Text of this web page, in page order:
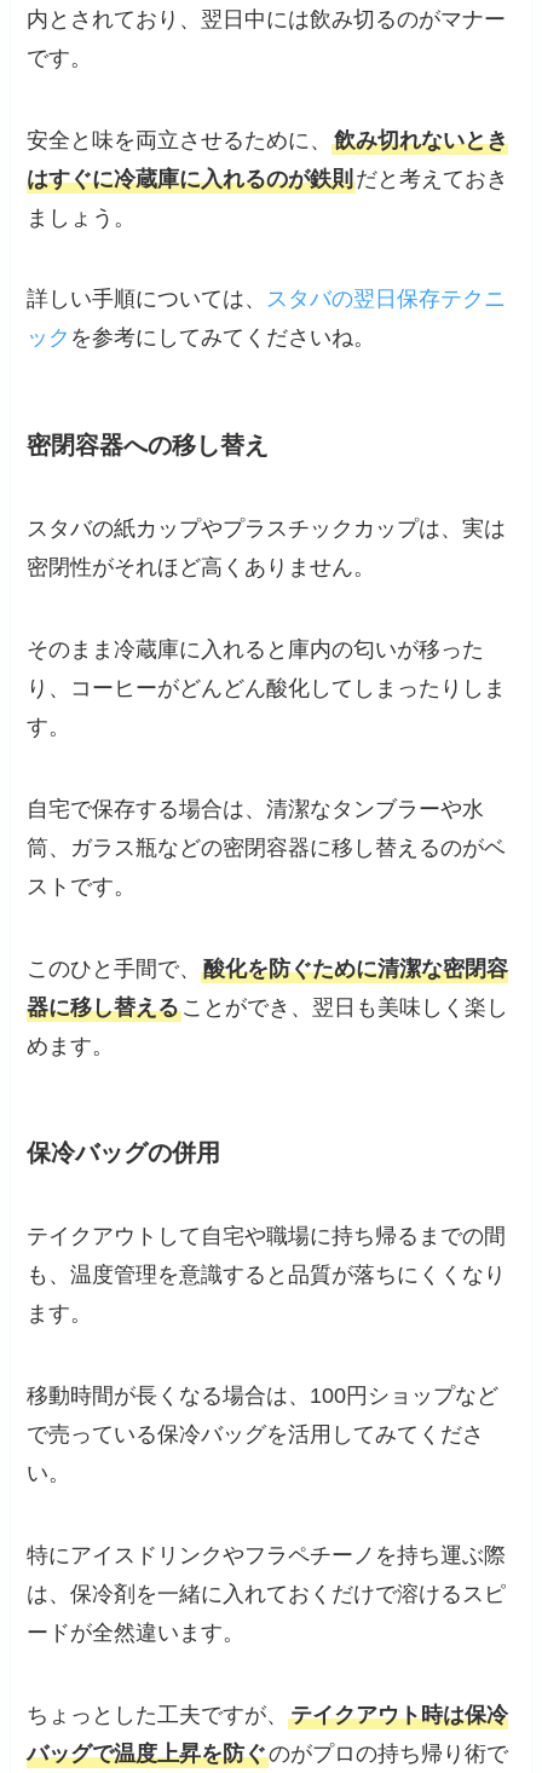
内とされており、翌日中には飲み切るのがマナー
です。
安全と味を両立させるために、飲み切れないとき
はすぐに冷蔵庫に入れるのが鉄則だと考えておき
ましょう。
詳しい手順については、 スタバの翌日保存テクニ
ック を参考にしてみてくださいね。
密閉容器への移し替え
スタバの紙カップやプラスチックカップは、実は
密閉性がそれほど高くありません。
そのまま冷蔵庫に入れると庫内の匂いが移った
り、コーヒーがどんどん酸化してしまったりしま
す。
自宅で保存する場合は、清潔なタンブラーや水
筒、ガラス瓶などの密閉容器に移し替えるのがベ
ストです。
このひと手間で、酸化を防ぐために清潔な密閉容
器に移し替えることができ、翌日も美味しく楽し
めます。
保冷バッグの併用
テイクアウトして自宅や職場に持ち帰るまでの間
も、温度管理を意識すると品質が落ちにくくなり
ます。
移動時間が長くなる場合は、100円ショップなど
で売っている保冷バッグを活用してみてくださ
い。
特にアイスドリンクやフラペチーノを持ち運ぶ際
は、保冷剤を一緒に入れておくだけで溶けるスピ
ードが全然違います。
ちょっとした工夫ですが、テイクアウト時は保冷
バッグで温度上昇を防ぐのがプロの持ち帰り術で